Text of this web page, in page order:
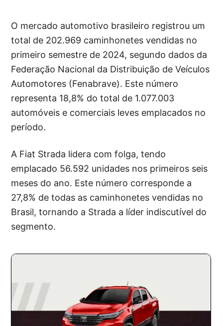
O mercado automotivo brasileiro registrou um
total de 202.969 caminhonetes vendidas no
primeiro semestre de 2024, segundo dados da
Federação Nacional da Distribuição de Veículos
Automotores (Fenabrave). Este número
representa 18,8% do total de 1.077.003
automóveis e comerciais leves emplacados no
período.
A Fiat Strada lidera com folga, tendo
emplacado 56.592 unidades nos primeiros seis
meses do ano. Este número corresponde a
27,8% de todas as caminhonetes vendidas no
Brasil, tornando a Strada a líder indiscutível do
segmento.